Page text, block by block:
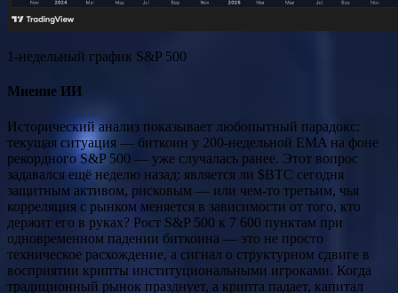
1-недельный график S&P 500
Мнение ИИ
Исторический анализ показывает любопытный парадокс:
текущая ситуация — биткоин у 200-недельной EMA на фоне
рекордного S&P 500 — уже случалась ранее. Этот вопрос
задавался ещё неделю назад: является ли $BTC сегодня
защитным активом, рисковым — или чем-то третьим, чья
корреляция с рынком меняется в зависимости от того, кто
держит его в руках? Рост S&P 500 к 7 600 пунктам при
одновременном падении биткоина — это не просто
техническое расхождение, а сигнал о структурном сдвиге в
восприятии крипты институциональными игроками. Когда
традиционный рынок празднует, а крипта падает, капитал